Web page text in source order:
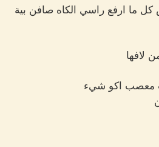
ما ارفع راسي الكاه صافن بية
لافها
معصب اكو شيء